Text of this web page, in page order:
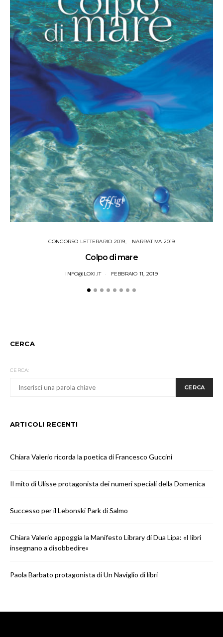
CONCORSO LETTERARIO 2019 NARRATIVA 2019
Colpo di mare
INFO@LOXI.IT FEBBRAIO 11, 2019
CERCA
CERCA:
CERCA
ARTICOLI RECENTI
Chiara Valerio ricorda la poetica di Francesco Guccini
Il mito di Ulisse protagonista dei numeri speciali della Domenica
Successo per il Lebonski Park di Salmo
Chiara Valerio appoggia la Manifesto Library di Dua Lipa: «I libri
insegnano a disobbedire»
Paola Barbato protagonista di Un Naviglio di libri